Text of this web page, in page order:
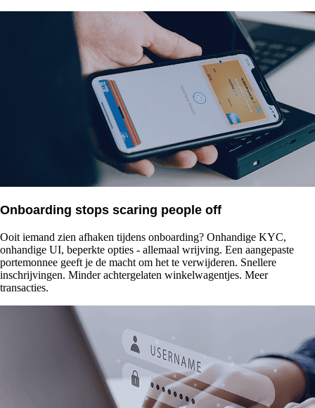
Onboarding stops scaring people off
Ooit iemand zien afhaken tijdens onboarding? Onhandige KYC,
onhandige UI, beperkte opties - allemaal wrijving. Een aangepaste
portemonnee geeft je de macht om het te verwijderen. Snellere
inschrijvingen. Minder achtergelaten winkelwagentjes. Meer
transacties.